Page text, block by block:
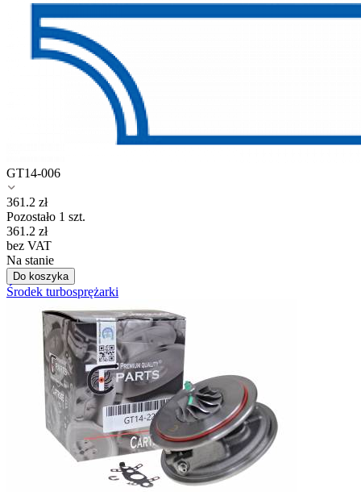
GT14-006
361.2 zł
Pozostało 1 szt.
361.2 zł
bez VAT
Na stanie
Do koszyka
Środek turbosprężarki